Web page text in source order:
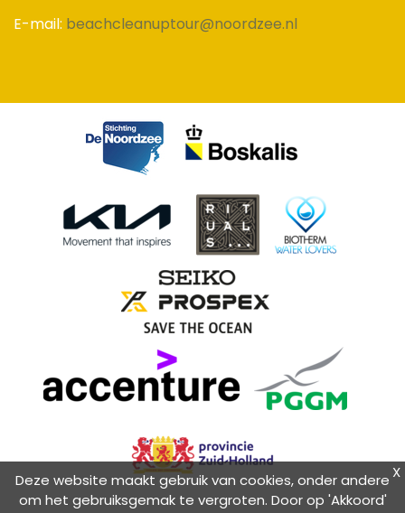
E-mail: beachcleanuptour@noordzee.nl
Deze website maakt gebruik van cookies, onder andere
om het gebruiksgemak te vergroten. Door op 'Akkoord'
X